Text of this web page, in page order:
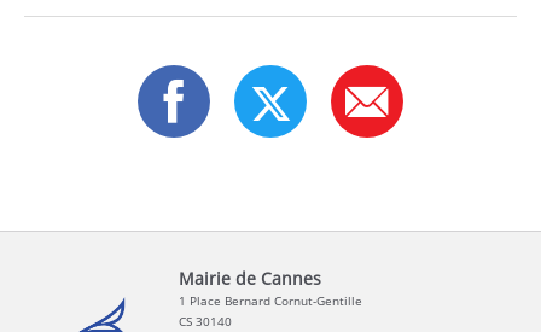
Mairie de Cannes
1 Place Bernard Cornut-Gentille
CS 30140